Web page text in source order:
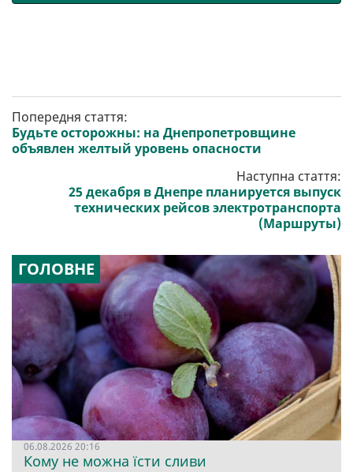
Попередня стаття:
Будьте осторожны: на Днепропетровщине
объявлен желтый уровень опасности
Наступна стаття:
25 декабря в Днепре планируется выпуск
технических рейсов электротранспорта
(Маршруты)
ГОЛОВНЕ
06.08.2026 20:16
Кому не можна їсти сливи